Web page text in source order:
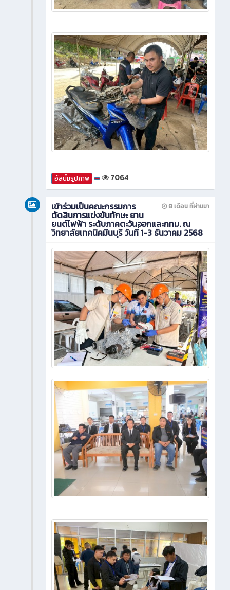
อัลบั้มรูปภาพ 7064
8 เดือน ที่ผ่านมา
เข้าร่วมเป็นคณะกรรมการ
ตัดสินการแข่งขันทักษะ ยาน
ยนต์ไฟฟ้า ระดับภาคตะวันออกและกทม. ณ
วิทยาลัยเทคนิคมีนบุรี วันที่ 1-3 ธันวาคม 2568